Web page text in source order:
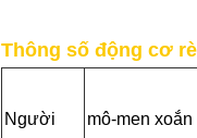
Thông số động cơ
Người
mô-men xoắn